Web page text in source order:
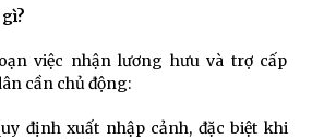
việc nhận lương hưu và trợ cấp
cần chủ động:
định xuất nhập cảnh, đặc biệt khi